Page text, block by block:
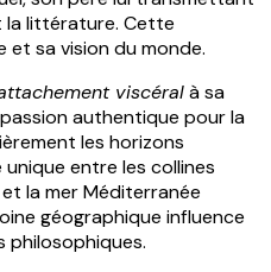
la littérature. Cette
et sa vision du monde.
viscéralà sa
authentique pour la
les horizons
entre les collines
la mer Méditerranée
géographique influence
philosophiques.